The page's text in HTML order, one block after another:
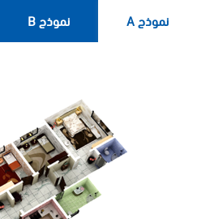
نموذج A نموذج B